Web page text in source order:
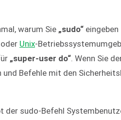
warum Sie „sudo“
Unix-
„super-user do“ . Wenn Sie
Befehle mit den
der sudo-Befehl